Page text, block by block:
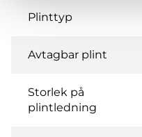
Plinttyp
Avtagbar plint
Storlek på
plintledning